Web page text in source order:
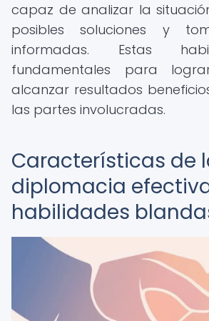
capaz de analizar la
posibles soluciones y
informadas. Estas
fundamentales para
alcanzar resultados
las partes involucradas.
Características de
diplomacia
habilidades